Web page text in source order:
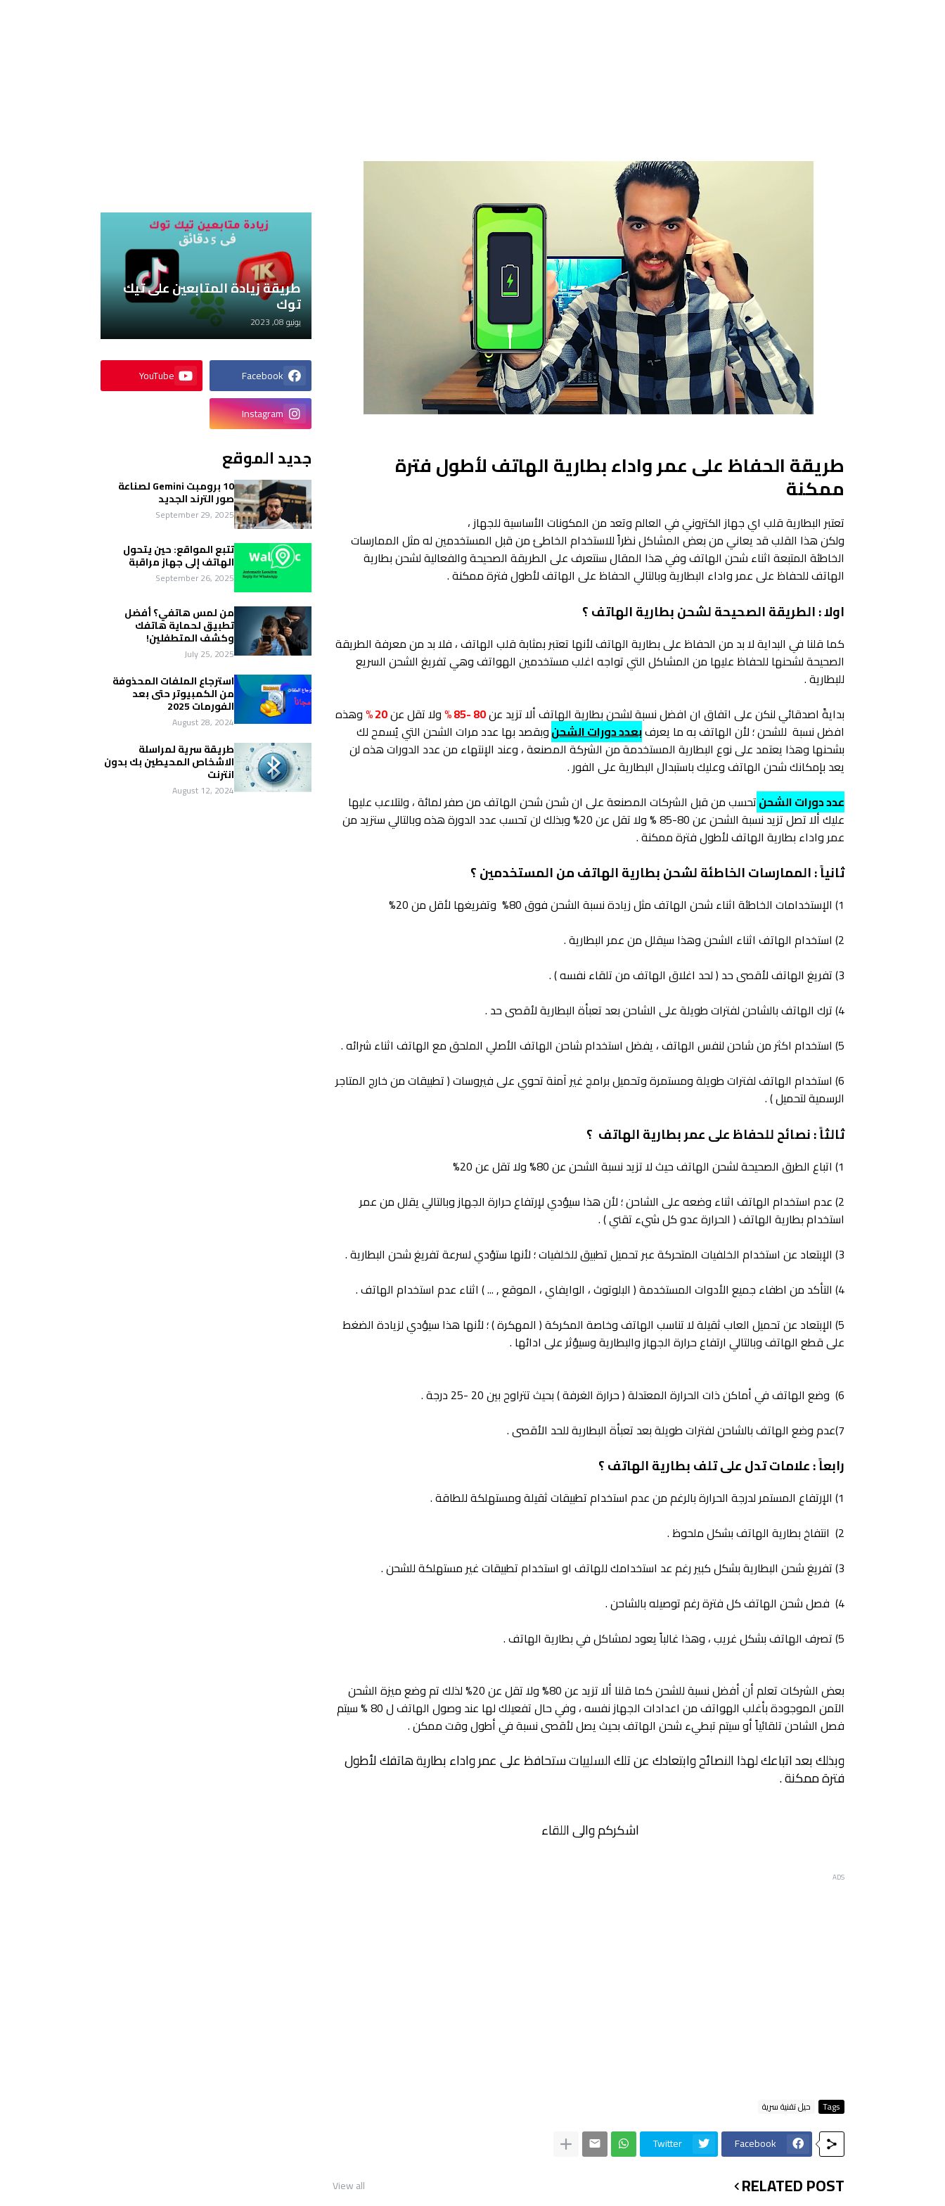
طريقة الحفاظ على عمر واداء بطارية الهاتف لأطول فترة
ممكنة
تعتبر البطارية قلب اي جهاز الكتروني في العالم وتعد من المكونات الأساسية للجهاز ،
ولكن هذا القلب قد يعاني من بعض المشاكل نظراً للاستخدام الخاطئ من قبل المستخدمين له مثل الممارسات
الخاطئة المتبعة اثناء شحن الهاتف وفي هذا المقال سنتعرف على الطريقة الصحيحة والفعالية لشحن بطارية
الهاتف للحفاظ على عمر واداء البطارية وبالتالي الحفاظ على الهاتف لأطول فترة ممكنة .
اولا : الطريقة الصحيحة لشحن بطارية الهاتف ؟
كما قلنا في البداية لا بد من الحفاظ على بطارية الهاتف لأنها تعتبر بمثابة قلب الهاتف ، فلا بد من معرفة الطريقة
الصحيحة لشحنها للحفاظ عليها من المشاكل التي تواجه اغلب مستخدمين الهواتف وهي تفريغ الشحن السريع
للبطارية .
بدايةً اصدقائي لنكن على اتفاق ان افضل نسبة لشحن بطارية الهاتف ألا تزيد عن80 -85 % ولا تقل عن20 %
وهذه
افضل نسبة للشحن ؛ لأن الهاتف به ما يعرفبعدد دورات الشحنوبقصد بها عدد مرات الشحن التي يُسمح لك
بشحنها وهذا يعتمد على نوع البطارية المستخدمة من الشركة المصنعة ، وعند الإنتهاء من عدد الدورات هذه لن
يعد بإمكانك شحن الهاتف وعليك باستبدال البطارية على الفور .
عدد دورات الشحنتحسب من قبل الشركات المصنعة على ان شحن شحن الهاتف من صفر لمائة ، ولتلاعب عليها
عليك ألا تصل تزيد نسبة الشحن عن 80-85 % ولا تقل عن 20% وبذلك لن تحسب عدد الدورة هذه وبالتالي ستزيد من
عمر واداء بطارية الهاتف لأطول فترة ممكنة .
ثانياً : الممارسات الخاطئة لشحن بطارية الهاتف من المستخدمين ؟
1) الإستخدامات الخاطئة اثناء شحن الهاتف مثل زيادة نسبة الشحن فوق 80% وتفريغها لأقل من 20%
2) استخدام الهاتف اثناء الشحن وهذا سيقلل من عمر البطارية .
3) تفريغ الهاتف لأقصى حد ( لحد اغلاق الهاتف من تلقاء نفسه ) .
4) ترك الهاتف بالشاحن لفترات طويلة على الشاحن بعد تعبأة البطارية لأقصى حد .
5) استخدام اكثر من شاحن لنفس الهاتف ، يفضل استخدام شاحن الهاتف الأصلي الملحق مع الهاتف اثناء شرائه .
6) استخدام الهاتف لفترات طويلة ومستمرة وتحميل برامج غير آمنة تحوي على فيروسات ( تطبيقات من خارج المتاجر
الرسمية لتحميل ) .
ثالثاً : نصائح للحفاظ على عمر بطارية الهاتف ؟
1) اتباع الطرق الصحيحة لشحن الهاتف حيث لا تزيد نسبة الشحن عن 80% ولا تقل عن 20%
2) عدم استخدام الهاتف اثناء وضعه على الشاحن ؛ لأن هذا سيؤدي لإرتفاع حرارة الجهاز وبالتالي يقلل من عمر
استخدام بطارية الهاتف ( الحرارة عدو كل شيء تقني ) .
3) الإبتعاد عن استخدام الخلفيات المتحركة عبر تحميل تطبيق للخلفيات ؛ لأنها ستؤدي لسرعة تفريغ شحن البطارية .
4) التأكد من اطفاء جميع الأدوات المستخدمة ( البلوتوث ، الوايفاي ، الموقع , ... ) اثناء عدم استخدام الهاتف .
5) الإبتعاد عن تحميل العاب ثقيلة لا تناسب الهاتف وخاصة المكركة ( المهكرة ) ؛ لأنها هذا سيؤدي لزيادة الضغط
على قطع الهاتف وبالتالي ارتفاع حرارة الجهاز والبطارية وسيؤثر على ادائها .
6) وضع الهاتف في أماكن ذات الحرارة المعتدلة ( حرارة الغرفة ) بحيث تتراوح بين 20 -25 درجة .
7)عدم وضع الهاتف بالشاحن لفترات طويلة بعد تعبأة البطارية للحد الأقصى .
رابعاً : علامات تدل على تلف بطارية الهاتف ؟
1) الإرتفاع المستمر لدرجة الحرارة بالرغم من عدم استخدام تطبيقات ثقيلة ومستهلكة للطاقة .
2) انتفاخ بطارية الهاتف بشكل ملحوظ .
3) تفريغ شحن البطارية بشكل كبير رغم عد استخدامك للهاتف او استخدام تطبيقات غير مستهلكة للشحن .
4) فصل شحن الهاتف كل فترة رغم توصيله بالشاحن .
5) تصرف الهاتف بشكل غريب ، وهذا غالباً يعود لمشاكل في بطارية الهاتف .
بعض الشركات تعلم أن أفضل نسبة للشحن كما قلنا ألا تزيد عن 80% ولا تقل عن 20% لذلك تم وضع ميزة الشحن
الآمن الموجودة بأغلب الهواتف من اعدادات الجهاز نفسه ، وفي حال تفعيلك لها عند وصول الهاتف ل 80 % سيتم
فصل الشاحن تلقائياً أو سيتم تبطيء شحن الهاتف بحيث يصل لأقصى نسبة في أطول وقت ممكن .
وبذلك بعد اتباعك لهذا النصائح وابتعادك عن تلك السلبيات ستحافظ على عمر واداء بطارية هاتفك لأطول
فترة ممكنة .
اشكركم والى اللقاء
ADS
Tags حيل تقنية سرية
Facebook
Twitter
RELATED POST
View all
طريقة زيادة المتابعين على تيك
توك
يونيو 08, 2023
Facebook
YouTube
Instagram
جديد الموقع
10 برومبت Gemini لصناعة
صور الترند الجديد
September 29, 2025
تتبع المواقع: حين يتحول
الهاتف إلى جهاز مراقبة
September 26, 2025
من لمس هاتفي؟ أفضل
تطبيق لحماية هاتفك
وكشف المتطفلين!
July 25, 2025
استرجاع الملفات المحذوفة
من الكمبيوتر حتى بعد
الفورمات 2025
August 28, 2024
طريقة سرية لمراسلة
الاشخاص المحيطين بك بدون
انترنت
August 12, 2024